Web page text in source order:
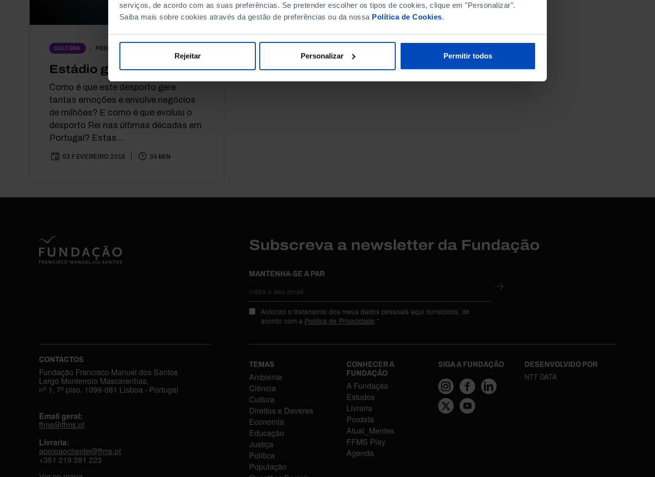
serviços, de acordo com as suas preferências. Se pretender escolher os tipos de cookies, clique em "Personalizar".
Saiba mais sobre cookies através da gestão de preferências ou da nossa Política de Cookies.
Rejeitar Personalizar Permitir todos
CULTURA PODCAST
Estádio global
Como é que este desporto gere
tantas emoções e envolve negócios
de milhões? E como é que evoluiu o
desporto Rei nas últimas décadas em
Portugal? Estas...
03 FEVEREIRO 2018 34 MIN
Subscreva a newsletter da Fundação
MANTENHA-SE A PAR
Autorizo o tratamento dos meus dados pessoais aqui fornecidos, de
acordo com a Política de Privacidade .*
CONTACTOS
Fundação Francisco Manuel dos Santos
Largo Monterroio Mascarenhas,
nº 1, 7º piso, 1099-081 Lisboa - Portugal
Email geral:
ffms@ffms.pt
Livraria:
apoioaocliente@ffms.pt
+351 219 381 223
TEMAS
Ambiente
Ciência
Cultura
Direitos e Deveres
Economia
Educação
Justiça
Política
População
CONHECER A
FUNDAÇÃO
A Fundação
Estudos
Livraria
Pordata
Atual_Mentes
FFMS Play
Agenda
SIGA A FUNDAÇÃO DESENVOLVIDO POR
NTT DATA